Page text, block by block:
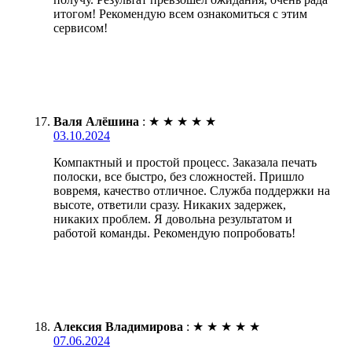
итогом! Рекомендую всем ознакомиться с этим
сервисом!
Валя Алёшина : ★ ★ ★ ★ ★
03.10.2024
Компактный и простой процесс. Заказала печать
полоски, все быстро, без сложностей. Пришло
вовремя, качество отличное. Служба поддержки на
высоте, ответили сразу. Никаких задержек,
никаких проблем. Я довольна результатом и
работой команды. Рекомендую попробовать!
Алексия Владимирова : ★ ★ ★ ★ ★
07.06.2024